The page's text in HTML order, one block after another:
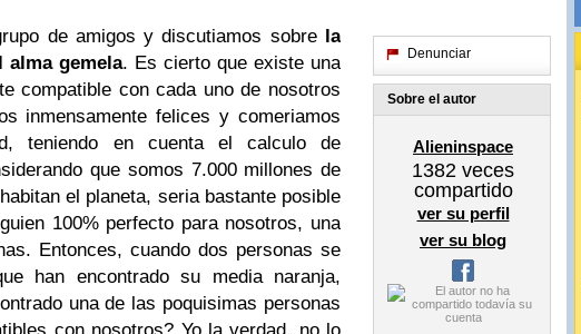
de amigos y discutiamos sobre la
alma gemela. Es cierto que existe una
compatible con cada uno de nosotros
inmensamente felices y comeriamos
teniendo en cuenta el calculo de
que somos 7.000 millones de
el planeta, seria bastante posible
100% perfecto para nosotros, una
Entonces, cuando dos personas se
han encontrado su media naranja,
una de las poquisimas personas
Denunciar
Sobre el autor
Alieninspace
1382 veces
compartido
ver su perfil
ver su blog